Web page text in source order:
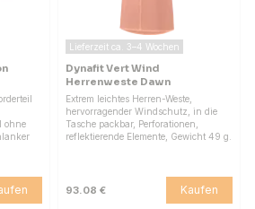
ohne
Lieferzeit ca. 3–4 Wochen
Dynafit Vert Wind
Herrenweste Dawn
Extrem leichtes Herren-Weste,
hervorragender Windschutz, in die
Tasche packbar, Perforationen,
reflektierende Elemente, Gewicht 49 g.
93.08 € Kaufen